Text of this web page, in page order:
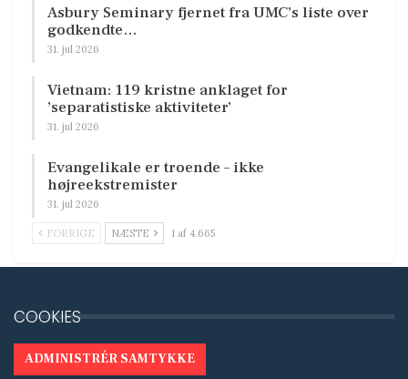
Asbury Seminary fjernet fra UMC’s liste over
godkendte…
31. jul 2026
Vietnam: 119 kristne anklaget for
’separatistiske aktiviteter’
31. jul 2026
Evangelikale er troende – ikke
højreekstremister
31. jul 2026
FORRIGE NÆSTE 1 af 4.665
COOKIES
ADMINISTRÉR SAMTYKKE